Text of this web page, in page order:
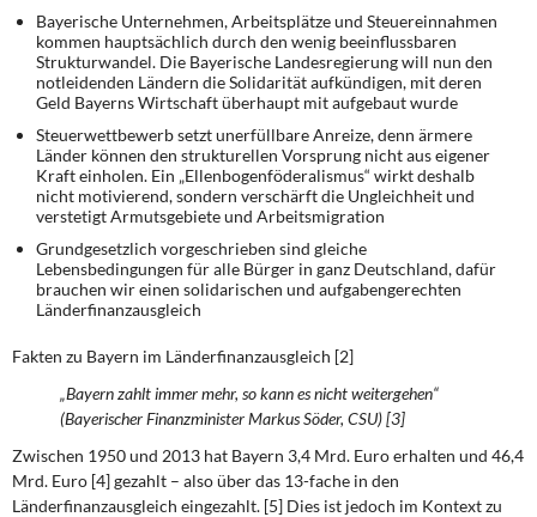
Bayerische Unternehmen, Arbeitsplätze und Steuereinnahmen
kommen hauptsächlich durch den wenig beeinflussbaren
Strukturwandel. Die Bayerische Landesregierung will nun den
notleidenden Ländern die Solidarität aufkündigen, mit deren
Geld Bayerns Wirtschaft überhaupt mit aufgebaut wurde
Steuerwettbewerb setzt unerfüllbare Anreize, denn ärmere
Länder können den strukturellen Vorsprung nicht aus eigener
Kraft einholen. Ein „Ellenbogenföderalismus“ wirkt deshalb
nicht motivierend, sondern verschärft die Ungleichheit und
verstetigt Armutsgebiete und Arbeitsmigration
Grundgesetzlich vorgeschrieben sind gleiche
Lebensbedingungen für alle Bürger in ganz Deutschland, dafür
brauchen wir einen solidarischen und aufgabengerechten
Länderfinanzausgleich
Fakten zu Bayern im Länderfinanzausgleich [2]
„Bayern zahlt immer mehr, so kann es nicht weitergehen“
(Bayerischer Finanzminister Markus Söder, CSU) [3]
Zwischen 1950 und 2013 hat Bayern 3,4 Mrd. Euro erhalten und 46,4
Mrd. Euro [4] gezahlt – also über das 13-fache in den
Länderfinanzausgleich eingezahlt. [5] Dies ist jedoch im Kontext zu